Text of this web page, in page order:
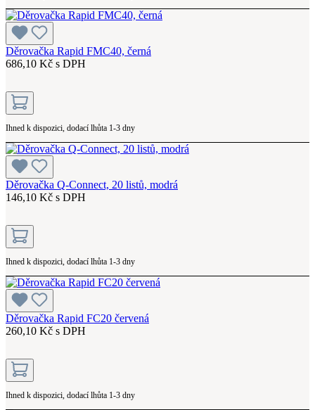
Děrovačka Rapid FMC40, černá
686,10 Kč s DPH
Ihned k dispozici, dodací lhůta 1-3 dny
Děrovačka Q-Connect, 20 listů, modrá
146,10 Kč s DPH
Ihned k dispozici, dodací lhůta 1-3 dny
Děrovačka Rapid FC20 červená
260,10 Kč s DPH
Ihned k dispozici, dodací lhůta 1-3 dny